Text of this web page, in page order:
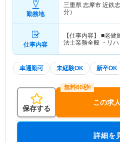
勤務地
三重県 志摩市 近鉄
分）
仕事内容
【仕事内容】 ■老
法士業務全般 ・リ
車通勤可 未経験OK 新卒OK
保存する
この求
詳細を